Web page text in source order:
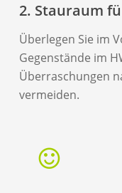
2. Stauraum
Überlegen Sie im
Gegenstände im
Überraschungen
vermeiden.